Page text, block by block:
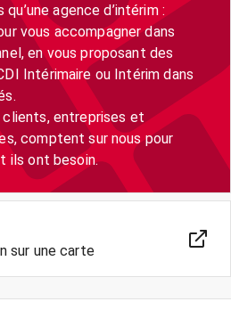
agence d’intérim :
vous accompagner dans
en vous proposant des
Intérimaire ou Intérim dans
clients, entreprises et
comptent sur nous pour
ils ont besoin.
sur une carte